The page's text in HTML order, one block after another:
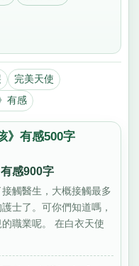
完美天使
有感
》有感500字
感900字
觸醫生，大概接觸最多
士了。可你們知道嗎，
職業呢。 在白衣天使